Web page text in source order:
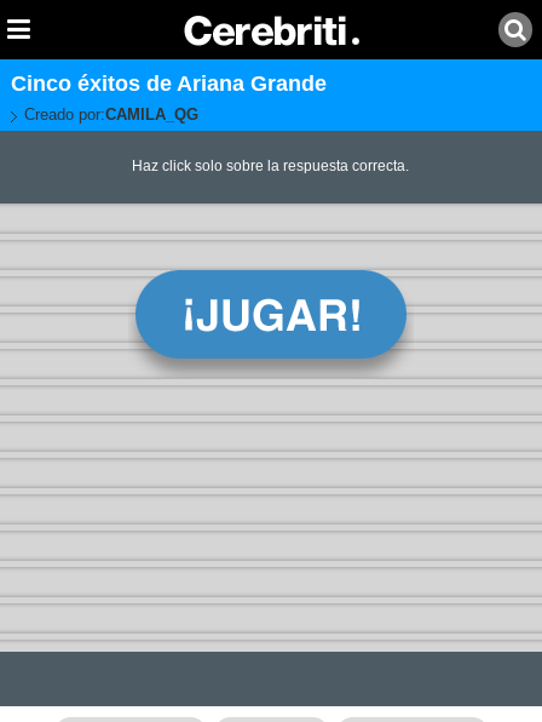
Cinco éxitos de Ariana Grande
Creado por:CAMILA_QG
Haz click solo sobre la respuesta correcta.